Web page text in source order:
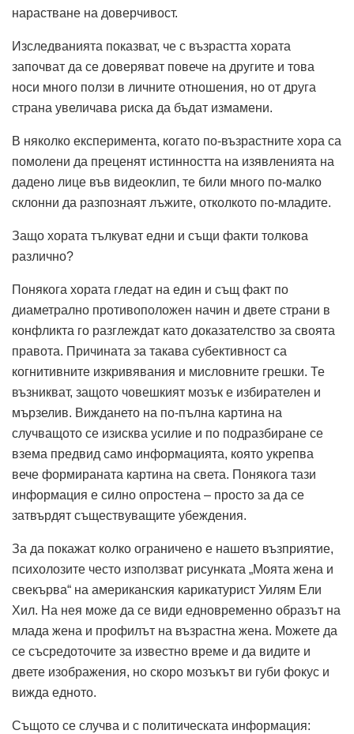
нарастване на доверчивост.
Изследванията показват, че с възрастта хората
започват да се доверяват повече на другите и това
носи много ползи в личните отношения, но от друга
страна увеличава риска да бъдат измамени.
В няколко експеримента, когато по-възрастните хора са
помолени да преценят истинността на изявленията на
дадено лице във видеоклип, те били много по-малко
склонни да разпознаят лъжите, отколкото по-младите.
Защо хората тълкуват едни и същи факти толкова
различно?
Понякога хората гледат на един и същ факт по
диаметрално противоположен начин и двете страни в
конфликта го разглеждат като доказателство за своята
правота. Причината за такава субективност са
когнитивните изкривявания и мисловните грешки. Те
възникват, защото човешкият мозък е избирателен и
мързелив. Виждането на по-пълна картина на
случващото се изисква усилие и по подразбиране се
взема предвид само информацията, която укрепва
вече формираната картина на света. Понякога тази
информация е силно опростена – просто за да се
затвърдят съществуващите убеждения.
За да покажат колко ограничено е нашето възприятие,
психолозите често използват рисунката „Моята жена и
свекърва“ на американския карикатурист Уилям Ели
Хил. На нея може да се види едновременно образът на
млада жена и профилът на възрастна жена. Можете да
се съсредоточите за известно време и да видите и
двете изображения, но скоро мозъкът ви губи фокус и
вижда едното.
Същото се случва и с политическата информация: